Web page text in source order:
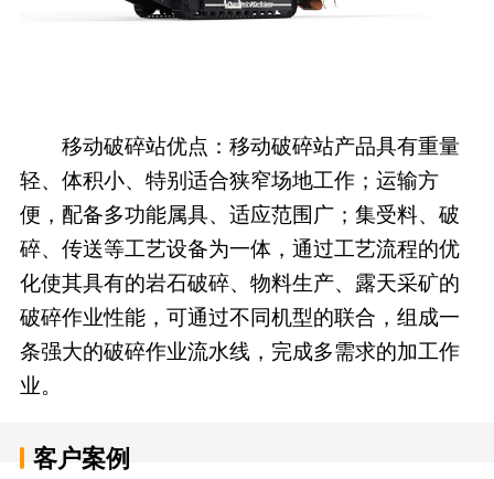
移动破碎站优点：移动破碎站产品具有重量
轻、体积小、特别适合狭窄场地工作；运输方
便，配备多功能属具、适应范围广；集受料、破
碎、传送等工艺设备为一体，通过工艺流程的优
化使其具有的岩石破碎、物料生产、露天采矿的
破碎作业性能，可通过不同机型的联合，组成一
条强大的破碎作业流水线，完成多需求的加工作
业。
客户案例